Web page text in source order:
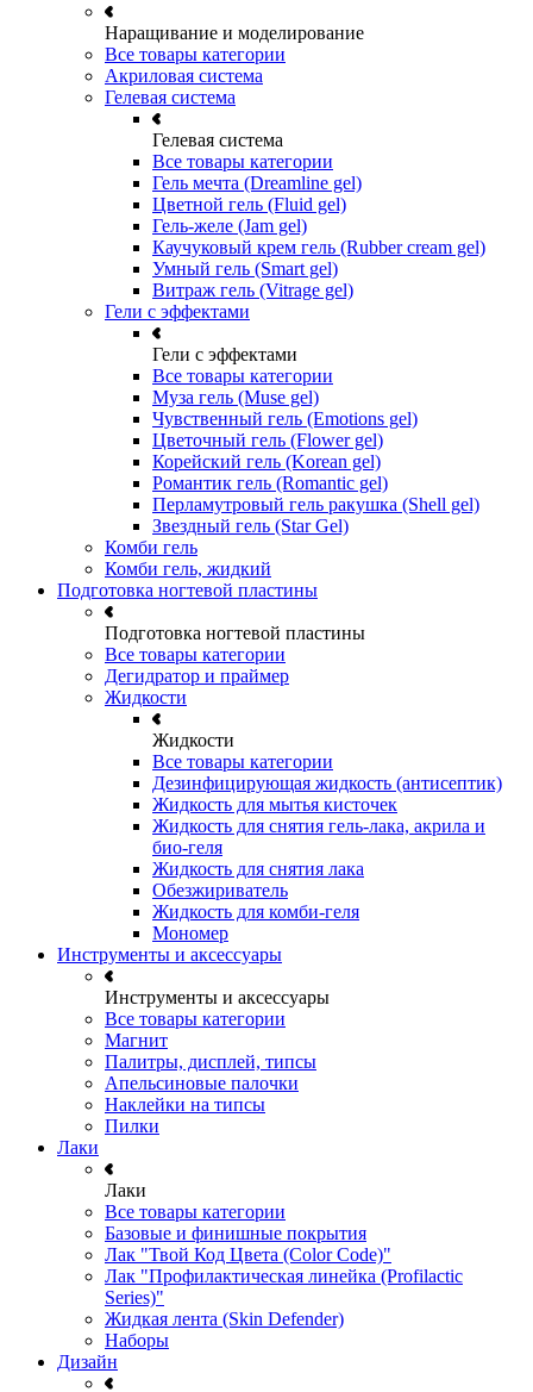
Наращивание и моделирование
Все товары категории
Акриловая система
Гелевая система
Гелевая система
Все товары категории
Гель мечта (Dreamline gel)
Цветной гель (Fluid gel)
Гель-желе (Jam gel)
Каучуковый крем гель (Rubber cream gel)
Умный гель (Smart gel)
Витраж гель (Vitrage gel)
Гели с эффектами
Гели с эффектами
Все товары категории
Муза гель (Muse gel)
Чувственный гель (Emotions gel)
Цветочный гель (Flower gel)
Корейский гель (Korean gel)
Романтик гель (Romantic gel)
Перламутровый гель ракушка (Shell gel)
Звездный гель (Star Gel)
Комби гель
Комби гель, жидкий
Подготовка ногтевой пластины
Подготовка ногтевой пластины
Все товары категории
Дегидратор и праймер
Жидкости
Жидкости
Все товары категории
Дезинфицирующая жидкость (антисептик)
Жидкость для мытья кисточек
Жидкость для снятия гель-лака, акрила и
био-геля
Жидкость для снятия лака
Обезжириватель
Жидкость для комби-геля
Мономер
Инструменты и аксессуары
Инструменты и аксессуары
Все товары категории
Магнит
Палитры, дисплей, типсы
Апельсиновые палочки
Наклейки на типсы
Пилки
Лаки
Лаки
Все товары категории
Базовые и финишные покрытия
Лак "Твой Код Цвета (Color Code)"
Лак "Профилактическая линейка (Profilactic
Series)"
Жидкая лента (Skin Defender)
Наборы
Дизайн